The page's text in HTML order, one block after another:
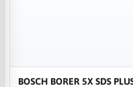
BOSCH BORER 5X SDS